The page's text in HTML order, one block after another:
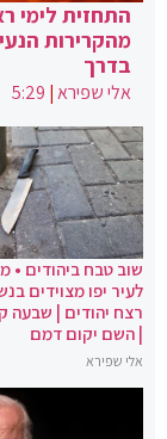
התחזית לימי
מהקרירות
בדרך
אלי שפירא|
5:29
שוב טבח ביהודים •
לעיר יפו מצוידים
רצח יהודים | שבעה
| השם יקום דמם
אלי שפירא